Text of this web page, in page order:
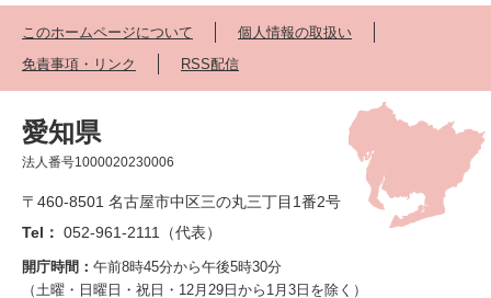
このホームページについて
個人情報の取扱い
免責事項・リンク
RSS配信
愛知県
法人番号1000020230006
〒460-8501 名古屋市中区三の丸三丁目1番2号
Tel： 052-961-2111（代表）
開庁時間： 午前8時45分から午後5時30分
（土曜・日曜日・祝日・12月29日から1月3日を除く）